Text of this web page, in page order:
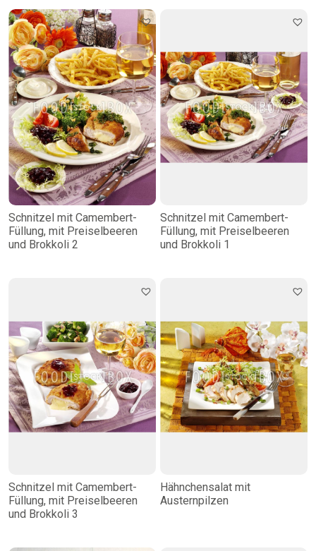
Schnitzel mit Camembert-
Füllung, mit Preiselbeeren
und Brokkoli 2
Schnitzel mit Camembert-
Füllung, mit Preiselbeeren
und Brokkoli 1
Schnitzel mit Camembert-
Füllung, mit Preiselbeeren
und Brokkoli 3
Hähnchensalat mit
Austernpilzen